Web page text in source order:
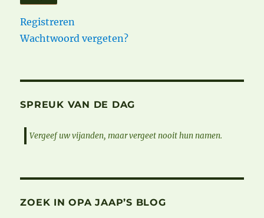
Registreren
Wachtwoord vergeten?
SPREUK VAN DE DAG
Vergeef uw vijanden, maar vergeet nooit hun namen.
ZOEK IN OPA JAAP’S BLOG